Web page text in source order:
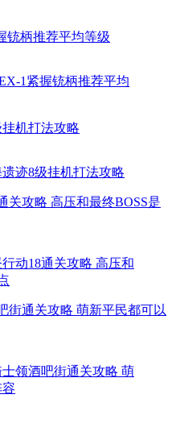
铳柄推荐平均等级
挂机打法攻略
关攻略 高压和最终BOSS是
街通关攻略 萌新平民都可以